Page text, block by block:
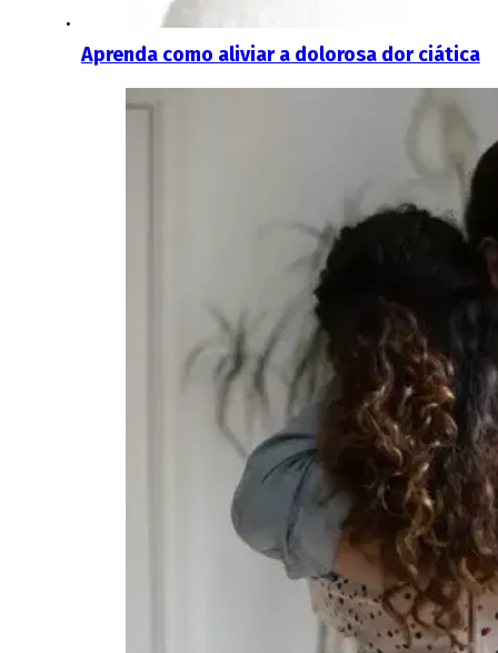
Aprenda como aliviar a dolorosa dor ciática